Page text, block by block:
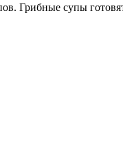
Грибные супы